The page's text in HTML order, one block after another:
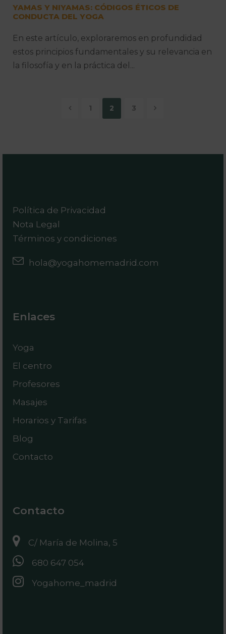
YAMAS Y NIYAMAS: CÓDIGOS ÉTICOS DE
CONDUCTA DEL YOGA
En este artículo, exploraremos en profundidad
estos principios fundamentales y su relevancia en
la filosofía y en la práctica del...
1 2 3
Política de Privacidad
Nota Legal
Términos y condiciones
hola@yogahomemadrid.com
Enlaces
Yoga
El centro
Profesores
Masajes
Horarios y Tarifas
Blog
Contacto
Contacto
C/ María de Molina, 5
680 647 054
Yogahome_madrid